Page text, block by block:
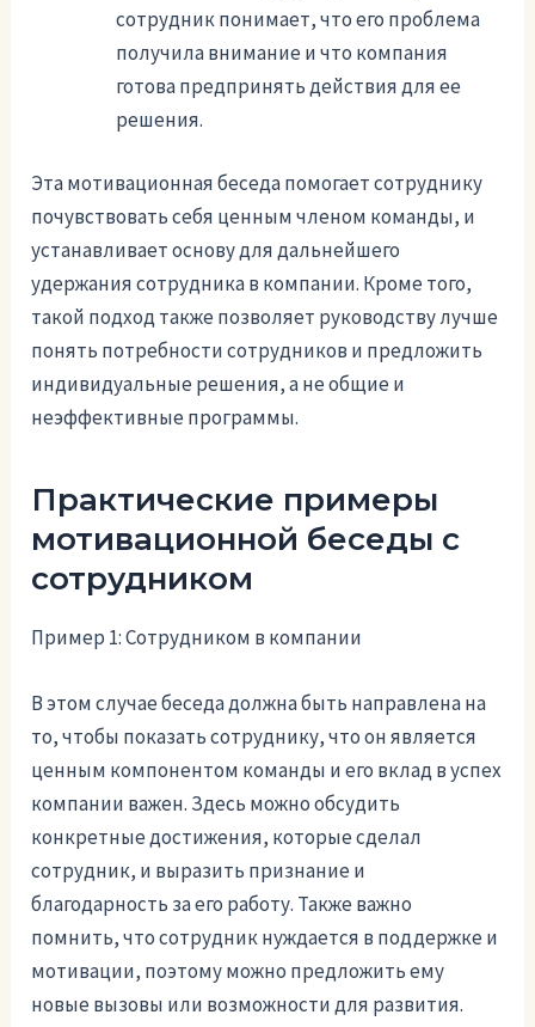
сотрудник понимает, что его проблема
получила внимание и что компания
готова предпринять действия для ее
решения.
Эта мотивационная беседа помогает сотруднику
почувствовать себя ценным членом команды, и
устанавливает основу для дальнейшего
удержания сотрудника в компании. Кроме того,
такой подход также позволяет руководству лучше
понять потребности сотрудников и предложить
индивидуальные решения, а не общие и
неэффективные программы.
Практические примеры
мотивационной беседы с
сотрудником
Пример 1: Сотрудником в компании
В этом случае беседа должна быть направлена на
то, чтобы показать сотруднику, что он является
ценным компонентом команды и его вклад в успех
компании важен. Здесь можно обсудить
конкретные достижения, которые сделал
сотрудник, и выразить признание и
благодарность за его работу. Также важно
помнить, что сотрудник нуждается в поддержке и
мотивации, поэтому можно предложить ему
новые вызовы или возможности для развития.